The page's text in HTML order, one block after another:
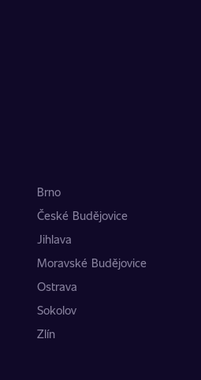
Brno
České Budějovice
Jihlava
Moravské Budějovice
Ostrava
Sokolov
Zlín